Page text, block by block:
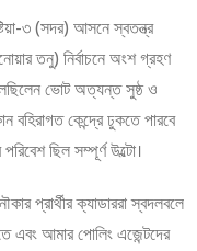
৩ (সদর) আসনে স্বতন্ত্র
তনু) নির্বাচনে অংশ গ্রহণ
ভোট অত্যন্ত সুষ্ঠ ও
বহিরাগত কেন্দ্রে ঢুকতে পারবে
ছিল সম্পূর্ণ উল্টো।
প্রার্থীর ক্যাডাররা স্বদলবলে
এবং আমার পোলিং এজেন্টদের